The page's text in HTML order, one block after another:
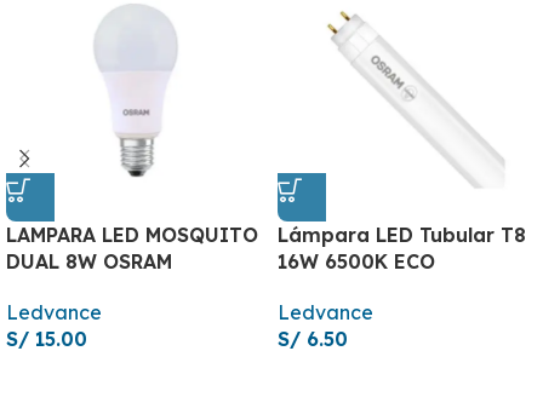
LAMPARA LED MOSQUITO
DUAL 8W OSRAM
Ledvance
S/ 15.00
Lámpara LED Tubular T8
16W 6500K ECO
Ledvance
S/ 6.50